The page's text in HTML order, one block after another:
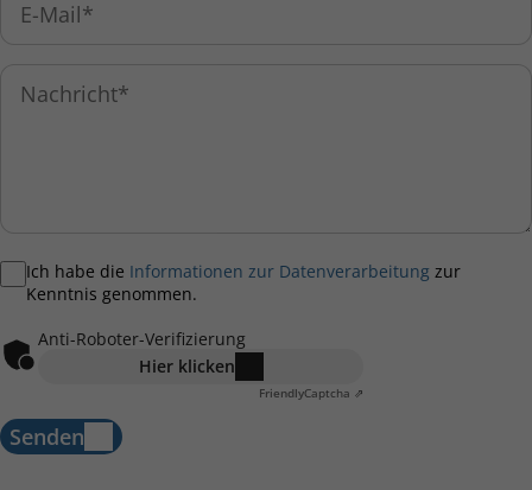
Ich habe die Informationen zur Datenverarbeitung zur
Kenntnis genommen.
Anti-Roboter-Verifizierung
Hier klicken
FriendlyCaptcha ⇗
Senden